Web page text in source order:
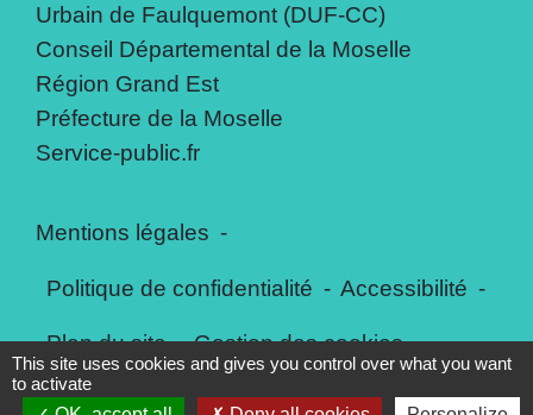
Urbain de Faulquemont (DUF-CC)
Conseil Départemental de la Moselle
Région Grand Est
Préfecture de la Moselle
Service-public.fr
Mentions légales -
Politique de confidentialité - Accessibilité -
Plan du site - Gestion des cookies
This site uses cookies and gives you control over what you want
to activate